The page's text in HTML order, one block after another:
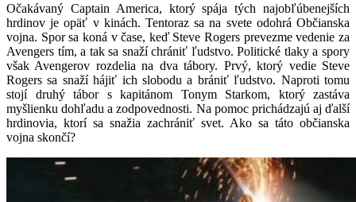
Očakávaný Captain America, ktorý spája tých najobľúbenejších
hrdinov je opäť v kinách. Tentoraz sa na svete odohrá Občianska
vojna. Spor sa koná v čase, keď Steve Rogers prevezme vedenie za
Avengers tím, a tak sa snaží chrániť ľudstvo. Politické tlaky a spory
však Avengerov rozdelia na dva tábory. Prvý, ktorý vedie Steve
Rogers sa snaží hájiť ich slobodu a brániť ľudstvo. Naproti tomu
stojí druhý tábor s kapitánom Tonym Starkom, ktorý zastáva
myšlienku dohľadu a zodpovednosti. Na pomoc prichádzajú aj ďalší
hrdinovia, ktorí sa snažia zachrániť svet. Ako sa táto občianska
vojna skončí?